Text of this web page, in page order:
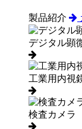
製品紹介
デジタル顕
工業用内視
検査カメラ